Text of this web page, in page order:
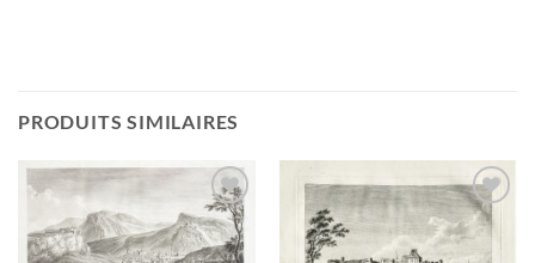
PRODUITS SIMILAIRES
Ajouter
à la
wishlist
Ajouter
à la
wishlist